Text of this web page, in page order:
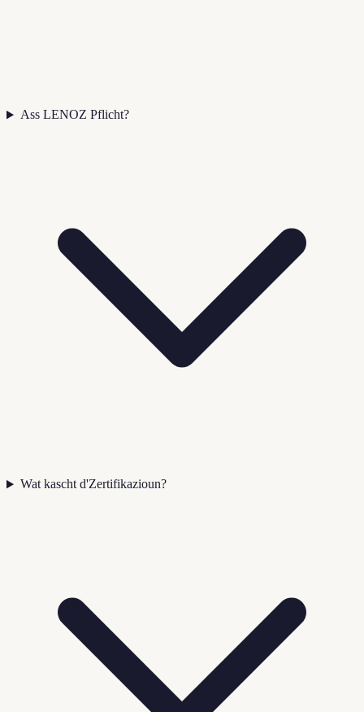
Ass LENOZ Pflicht?
Wat kascht d'Zertifikazioun?